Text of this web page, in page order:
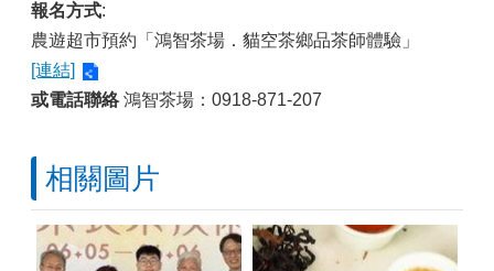
報名方式:
農遊超市預約「鴻智茶場．貓空茶鄉品茶師體驗」
[連結]
或電話聯絡 鴻智茶場：0918-871-207
相關圖片